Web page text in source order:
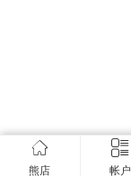
熊店 帐户